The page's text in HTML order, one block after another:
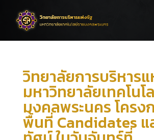
วิทยาลัยการบริหาร
มหาวิทยาลัยเทคโนโ
มงคลพระนคร โครง
พื้นที่ Candidates